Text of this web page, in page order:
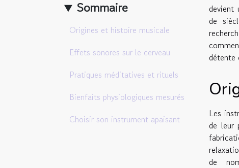
Sommaire
Origines et histoire musicale
Effets sonores sur le cerveau
Pratiques méditatives et rituels
Bienfaits physiologiques mesurés
Choisir son instrument apaisant
devient
de
détente
Les
de leur
de